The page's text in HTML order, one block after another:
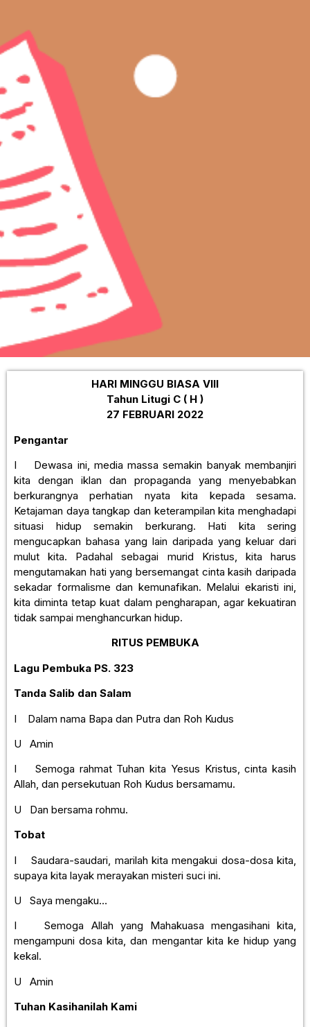
HARI MINGGU BIASA VIII
Tahun Litugi C ( H )
27 FEBRUARI 2022
Pengantar
I Dewasa ini, media massa semakin banyak membanjiri
kita dengan iklan dan propaganda yang menyebabkan
berkurangnya perhatian nyata kita kepada sesama.
Ketajaman daya tangkap dan keterampilan kita menghadapi
situasi hidup semakin berkurang. Hati kita sering
mengucapkan bahasa yang lain daripada yang keluar dari
mulut kita. Padahal sebagai murid Kristus, kita harus
mengutamakan hati yang bersemangat cinta kasih daripada
sekadar formalisme dan kemunafikan. Melalui ekaristi ini,
kita diminta tetap kuat dalam pengharapan, agar kekuatiran
tidak sampai menghancurkan hidup.
RITUS PEMBUKA
Lagu Pembuka PS. 323
Tanda Salib dan Salam
I Dalam nama Bapa dan Putra dan Roh Kudus
U Amin
I Semoga rahmat Tuhan kita Yesus Kristus, cinta kasih
Allah, dan persekutuan Roh Kudus bersamamu.
U Dan bersama rohmu.
Tobat
I Saudara-saudari, marilah kita mengakui dosa-dosa kita,
supaya kita layak merayakan misteri suci ini.
U Saya mengaku…
I Semoga Allah yang Mahakuasa mengasihani kita,
mengampuni dosa kita, dan mengantar kita ke hidup yang
kekal.
U Amin
Tuhan Kasihanilah Kami